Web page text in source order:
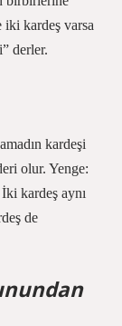
kardeş varsa
derler.
kardeşi
olur. Yenge:
kardeş aynı
de